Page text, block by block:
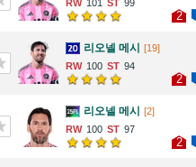
101 99
2
리오넬 메시
[19]
100
94
2
리오넬 메시
[2]
100
97
2